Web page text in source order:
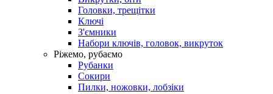
Головки, трещітки
Ключі
З'ємники
Набори ключів, головок, викруток
Ріжемо, рубаємо
Рубанки
Сокири
Пилки, ножовки, лобзіки